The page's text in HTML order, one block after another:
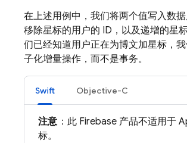
在上述用例中，我们将两个值写入数
移除星标的用户的 ID，以及递增的星
们已经知道用户正在为博文加星标，
子化增量操作，而不是事务。
Swift Objective-C
注意：此 Firebase 产品不适用于
标。